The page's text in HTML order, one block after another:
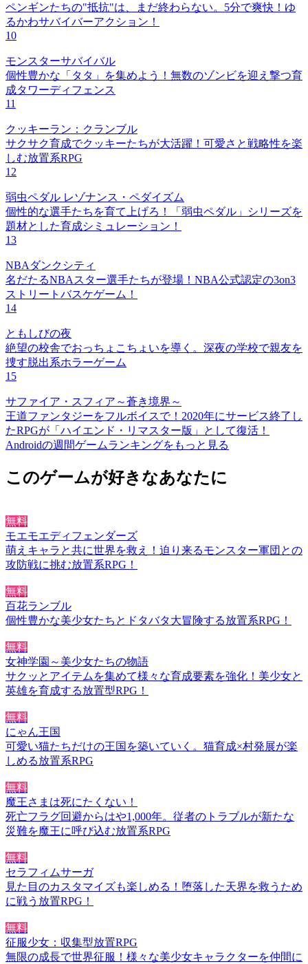
ペンギンたちの"抵抗"は、まだ終わらない。5分で爽快！ゆ
るかわサバイバーアクション！
10
モンスターサバイバル
個性豊かな「タタ」を集めよう！無数のゾンビを迎え撃つ育
成タワーディフェンス
11
クッキーラン：クランブル
サクサク育成でクッキーたちが大活躍！可愛さと戦略性を楽
しむ放置系RPG
12
弱虫ペダル レゾナンス・ペダイズム
個性的な選手たちを育て上げろ！「弱虫ペダル」シリーズを
題材とした育成シミュレーション！
13
NBAダンクシティ
名だたるNBAスター選手たちが登場！NBA公式認定の3on3
ストリートバスケゲーム！
14
ともしびの夜
絶望の校舎でおっちょこちょいを導く。深夜の学校で親友を
捜す脱出系ホラーゲーム
15
サファイア・スフィア～蒼き境界～
王道ファンタジーをフルボイスで！2020年にサービス終了し
たRPGが「ハイエンド・リマスター版」として復活！
Androidの週間ゲームランキングをもっと見る
このゲームが好きなあなたに
無料
モエモエディフェンダーズ
萌えキャラと共に世界を救え！迫り来るモンスター軍団との
攻防戦に挑む放置系RPG！
無料
百花ランブル
個性豊かな美少女たちとドタバタ大冒険する放置系RPG！
無料
女神学園～美少女たちの物語
サクッとアイテムを集めて様々な育成要素を強化！美少女と
英雄を育成する放置型RPG！
無料
にゃん王国
可愛い猫たちだけの王国を築いていく。猫育成×村発展が楽
しめる放置系RPG
無料
魔王さまは死にたくない！
死亡フラグ回避からはや1,000年。従者のトラブルが新たな
災難を魔王に呼び込む放置系RPG
無料
セラフィムサーガ
見た目のカスタマイズも楽しめる！堕落した天界を救うため
に戦う放置RPG！
無料
征服少女：収集型放置RPG
無限の成長で世界征服！様々な美少女キャラクターを仲間に